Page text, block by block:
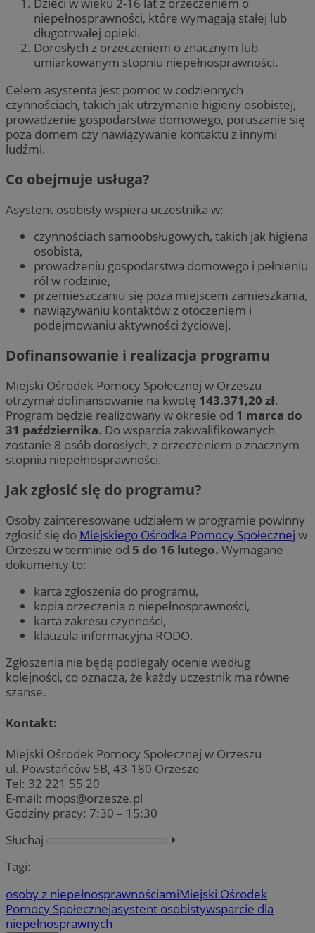
Dzieci w wieku 2-16 lat z orzeczeniem o
niepełnosprawności, które wymagają stałej lub
długotrwałej opieki.
Dorosłych z orzeczeniem o znacznym lub
umiarkowanym stopniu niepełnosprawności.
Celem asystenta jest pomoc w codziennych
czynnościach, takich jak utrzymanie higieny osobistej,
prowadzenie gospodarstwa domowego, poruszanie się
poza domem czy nawiązywanie kontaktu z innymi
ludźmi.
Co obejmuje usługa?
Asystent osobisty wspiera uczestnika w:
czynnościach samoobsługowych, takich jak higiena
osobista,
prowadzeniu gospodarstwa domowego i pełnieniu
ról w rodzinie,
przemieszczaniu się poza miejscem zamieszkania,
nawiązywaniu kontaktów z otoczeniem i
podejmowaniu aktywności życiowej.
Dofinansowanie i realizacja programu
Miejski Ośrodek Pomocy Społecznej w Orzeszu
otrzymał dofinansowanie na kwotę 143.371,20 zł.
Program będzie realizowany w okresie od 1 marca do
31 października. Do wsparcia zakwalifikowanych
zostanie 8 osób dorosłych, z orzeczeniem o znacznym
stopniu niepełnosprawności.
Jak zgłosić się do programu?
Osoby zainteresowane udziałem w programie powinny
zgłosić się do Miejskiego Ośrodka Pomocy Społecznej w
Orzeszu w terminie od 5 do 16 lutego. Wymagane
dokumenty to:
karta zgłoszenia do programu,
kopia orzeczenia o niepełnosprawności,
karta zakresu czynności,
klauzula informacyjna RODO.
Zgłoszenia nie będą podlegały ocenie według
kolejności, co oznacza, że każdy uczestnik ma równe
szanse.
Kontakt:
Miejski Ośrodek Pomocy Społecznej w Orzeszu
ul. Powstańców 5B, 43-180 Orzesze
Tel: 32 221 55 20
E-mail: mops@orzesze.pl
Godziny pracy: 7:30 – 15:30
Słuchaj
⏵︎
Tagi:
osoby z niepełnosprawnościamiMiejski Ośrodek
Pomocy Społecznejasystent osobistywsparcie dla
niepełnosprawnych